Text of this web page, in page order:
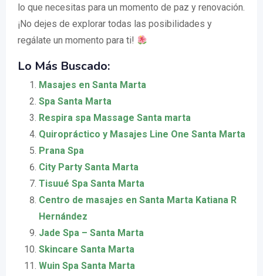
lo que necesitas para un momento de paz y renovación.
¡No dejes de explorar todas las posibilidades y
regálate un momento para ti!
Lo Más Buscado:
Masajes en Santa Marta
Spa Santa Marta
Respira spa Massage Santa marta
Quiropráctico y Masajes Line One Santa Marta
Prana Spa
City Party Santa Marta
Tisuué Spa Santa Marta
Centro de masajes en Santa Marta Katiana R
Hernández
Jade Spa – Santa Marta
Skincare Santa Marta
Wuin Spa Santa Marta